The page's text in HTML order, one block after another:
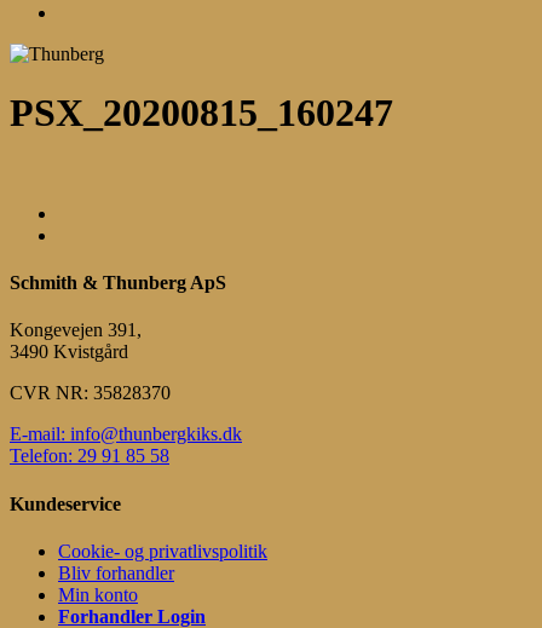
PSX_20200815_160247
Schmith & Thunberg ApS
Kongevejen 391,
3490 Kvistgård
CVR NR: 35828370
E-mail: info@thunbergkiks.dk
Telefon: 29 91 85 58
Kundeservice
Cookie- og privatlivspolitik
Bliv forhandler
Min konto
Forhandler Login